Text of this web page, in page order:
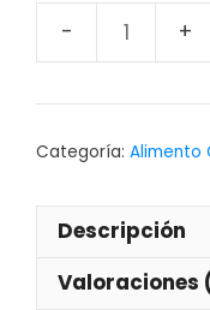
Categoría: Alimento
Descripción
Valoraciones